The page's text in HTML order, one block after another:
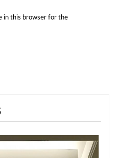
in this browser for the